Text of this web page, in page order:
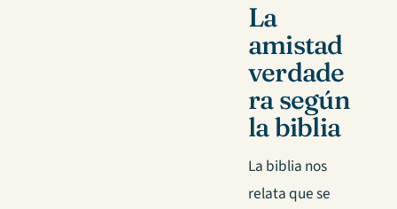
La
amistad
verdade
ra según
la biblia
La biblia nos
relata que se